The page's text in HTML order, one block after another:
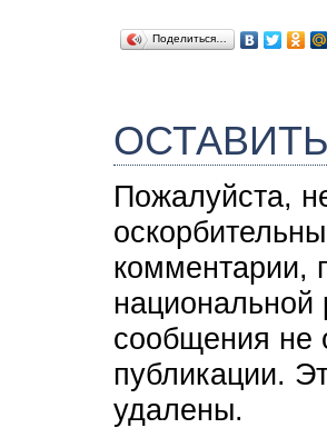
Поделиться…
Пожалуйста,
комментарии,
национальной
сообщения не
публикации.
удалены.